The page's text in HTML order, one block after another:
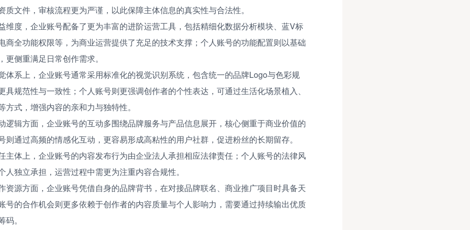
质文件，审核流程更为严谨，以此保障主体信息的真实性与合法性。
维度，企业账号配备了更为丰富的进阶运营工具，包括精细化数据分析模块、蓝V标
商全功能权限等，为商业运营提供了充足的技术支撑；个人账号的功能配置则以基础
更侧重满足日常创作需求。
体系上，企业账号通常采用标准化的视觉识别系统，包含统一的品牌Logo与色彩规
具规范性与一致性；个人账号则更强调创作者的个性表达，可通过生活化场景植入、
方式，增强内容的亲和力与独特性。
逻辑方面，企业账号的互动多围绕品牌服务与产品信息展开，核心侧重于商业价值的
则通过高频的情感化互动，更容易形成高粘性的用户社群，促进粉丝的长期留存。
主体上，企业账号的内容发布行为由企业法人承担相应法律责任；个人账号的法律风
人独立承担，运营过程中需更为注重内容合规性。
资源方面，企业账号凭借自身的品牌背书，在对接品牌联名、商业推广项目时具备天
号的合作机会则更多依赖于创作者的内容质量与个人影响力，需要通过持续输出优质
。